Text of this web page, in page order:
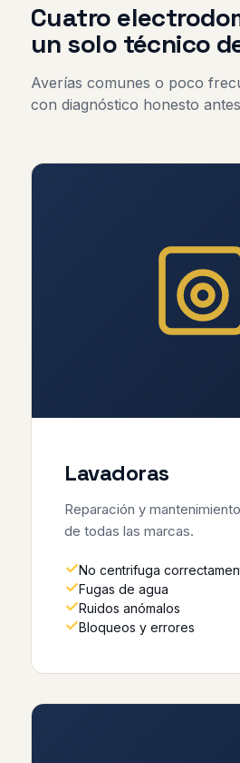
Cuatro
un solo técnico
Averías comunes o poco
con diagnóstico honesto
Lavadoras
Reparación y
de todas las marcas.
No centrifuga
Fugas de agua
Ruidos anómalos
Bloqueos y errores